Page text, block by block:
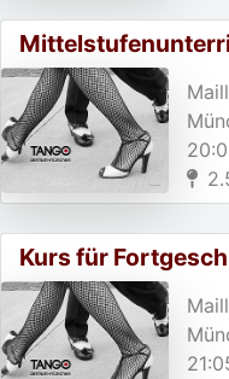
Kurs für